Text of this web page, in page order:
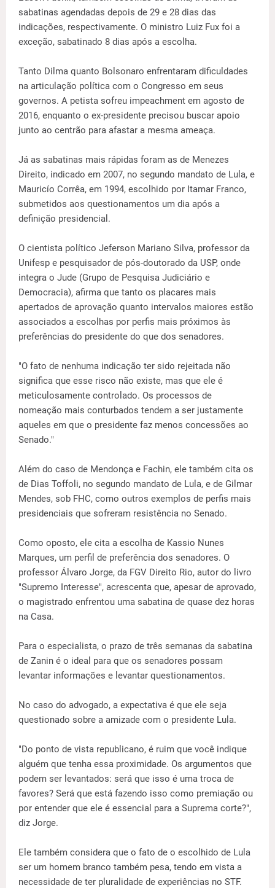
sabatinas agendadas depois de 29 e 28 dias das
indicações, respectivamente. O ministro Luiz Fux foi a
exceção, sabatinado 8 dias após a escolha.
Tanto Dilma quanto Bolsonaro enfrentaram dificuldades
na articulação política com o Congresso em seus
governos. A petista sofreu impeachment em agosto de
2016, enquanto o ex-presidente precisou buscar apoio
junto ao centrão para afastar a mesma ameaça.
Já as sabatinas mais rápidas foram as de Menezes
Direito, indicado em 2007, no segundo mandato de Lula, e
Mauricío Corrêa, em 1994, escolhido por Itamar Franco,
submetidos aos questionamentos um dia após a
definição presidencial.
O cientista político Jeferson Mariano Silva, professor da
Unifesp e pesquisador de pós-doutorado da USP, onde
integra o Jude (Grupo de Pesquisa Judiciário e
Democracia), afirma que tanto os placares mais
apertados de aprovação quanto intervalos maiores estão
associados a escolhas por perfis mais próximos às
preferências do presidente do que dos senadores.
"O fato de nenhuma indicação ter sido rejeitada não
significa que esse risco não existe, mas que ele é
meticulosamente controlado. Os processos de
nomeação mais conturbados tendem a ser justamente
aqueles em que o presidente faz menos concessões ao
Senado."
Além do caso de Mendonça e Fachin, ele também cita os
de Dias Toffoli, no segundo mandato de Lula, e de Gilmar
Mendes, sob FHC, como outros exemplos de perfis mais
presidenciais que sofreram resistência no Senado.
Como oposto, ele cita a escolha de Kassio Nunes
Marques, um perfil de preferência dos senadores. O
professor Álvaro Jorge, da FGV Direito Rio, autor do livro
"Supremo Interesse", acrescenta que, apesar de aprovado,
o magistrado enfrentou uma sabatina de quase dez horas
na Casa.
Para o especialista, o prazo de três semanas da sabatina
de Zanin é o ideal para que os senadores possam
levantar informações e levantar questionamentos.
No caso do advogado, a expectativa é que ele seja
questionado sobre a amizade com o presidente Lula.
"Do ponto de vista republicano, é ruim que você indique
alguém que tenha essa proximidade. Os argumentos que
podem ser levantados: será que isso é uma troca de
favores? Será que está fazendo isso como premiação ou
por entender que ele é essencial para a Suprema corte?",
diz Jorge.
Ele também considera que o fato de o escolhido de Lula
ser um homem branco também pesa, tendo em vista a
necessidade de ter pluralidade de experiências no STF.